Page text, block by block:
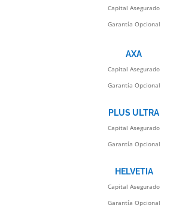
Capital Asegurado
Garantía Opcional
AXA
Capital Asegurado
Garantía Opcional
PLUS ULTRA
Capital Asegurado
Garantía Opcional
HELVETIA
Capital Asegurado
Garantía Opcional